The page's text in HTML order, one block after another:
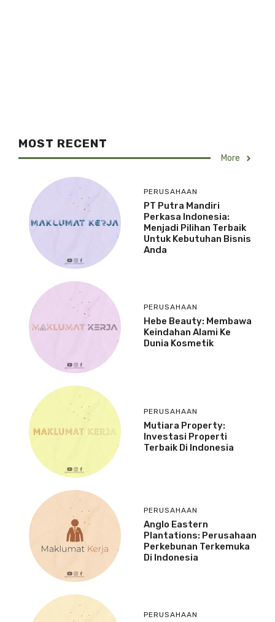
MOST RECENT
More
PERUSAHAAN
PT Putra Mandiri
Perkasa Indonesia:
Menjadi Pilihan Terbaik
Untuk Kebutuhan Bisnis
Anda
PERUSAHAAN
Hebe Beauty: Membawa
Keindahan Alami Ke
Dunia Kosmetik
PERUSAHAAN
Mutiara Property:
Investasi Properti
Terbaik Di Indonesia
PERUSAHAAN
Anglo Eastern
Plantations: Perusahaan
Perkebunan Terkemuka
Di Indonesia
PERUSAHAAN